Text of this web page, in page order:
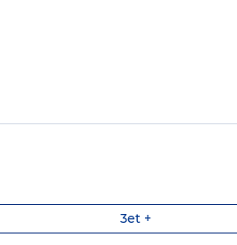
3et +